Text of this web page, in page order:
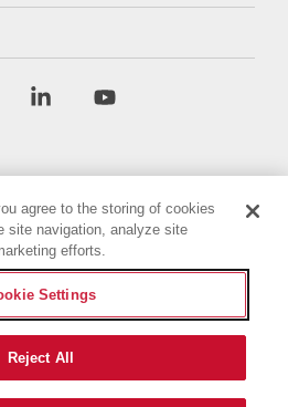
Datenschutzbestimmungen
Impressum
Einstellungen
LLC. All rights reserved.
Linkedin
agree to the storing of cookies
site navigation, analyze site
efforts.
Settings
Reject All